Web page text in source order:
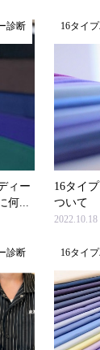
診断
ィー
何...
16タイ
16タイ
ついて
2022.10.18
診断 16タイ